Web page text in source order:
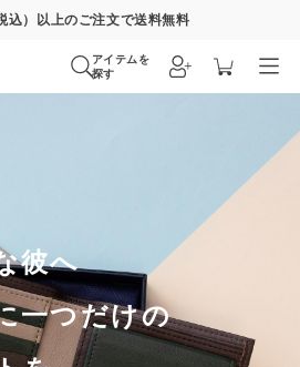
特急便 8/22 超特急便−
アイテムを
探す
彼へ
一つだけの